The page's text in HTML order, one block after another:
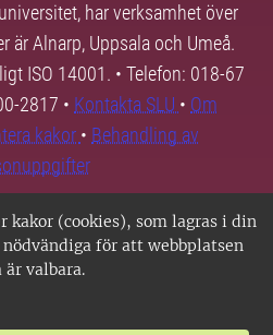
kakor (cookies), som lagras i din
nödvändiga för att webbplatsen
är valbara.
har verksamhet över
är Alnarp, Uppsala och Umeå.
ISO 14001. • Telefon: 018-67
2817 • Kontakta SLU • Om
kakor • Behandling av